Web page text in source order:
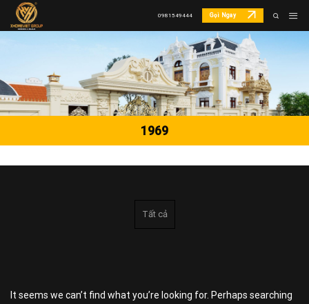
Skip
0981549444 Gọi Ngay
1969
Tất cả
It seems we can’t find what you’re looking for. Perhaps searching